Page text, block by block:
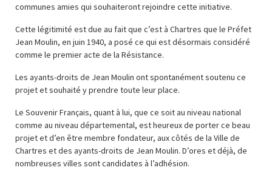
communes amies qui souhaiteront rejoindre cette initiative.
Cette légitimité est due au fait que c’est à Chartres que le Préfet
Jean Moulin, en juin 1940, a posé ce qui est désormais considéré
comme le premier acte de la Résistance.
Les ayants-droits de Jean Moulin ont spontanément soutenu ce
projet et souhaité y prendre toute leur place.
Le Souvenir Français, quant à lui, que ce soit au niveau national
comme au niveau départemental, est heureux de porter ce beau
projet et d’en être membre fondateur, aux côtés de la Ville de
Chartres et des ayants-droits de Jean Moulin. D’ores et déjà, de
nombreuses villes sont candidates à l’adhésion.